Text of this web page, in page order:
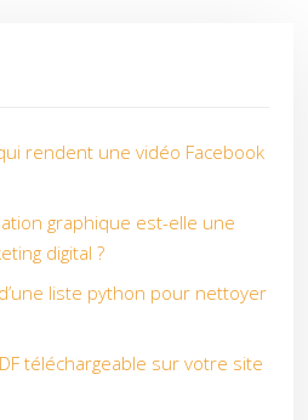
rendent une vidéo Facebook
graphique est-elle une
digital ?
liste python pour nettoyer
téléchargeable sur votre site